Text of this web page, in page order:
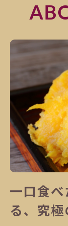
一口食
る、究